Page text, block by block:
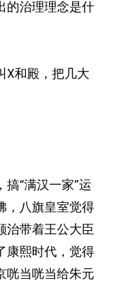
的治理理念是什
X和殿，把几大
“满汉一家”运
，八旗皇室觉得
治带着王公大臣
康熙时代，觉得
咣当咣当给朱元